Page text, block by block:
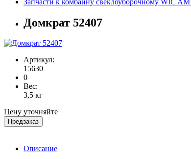
Домкрат 52407
Артикул:
15630
0
Вес:
3,5 кг
Цену уточняйте
Предзаказ
Описание